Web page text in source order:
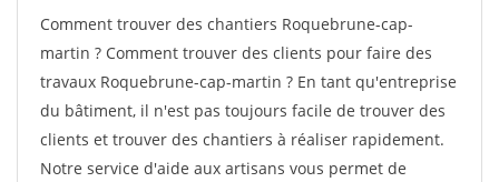
Comment trouver des chantiers Roquebrune-cap-
martin ? Comment trouver des clients pour faire des
travaux Roquebrune-cap-martin ? En tant qu'entreprise
du bâtiment, il n'est pas toujours facile de trouver des
clients et trouver des chantiers à réaliser rapidement.
Notre service d'aide aux artisans vous permet de